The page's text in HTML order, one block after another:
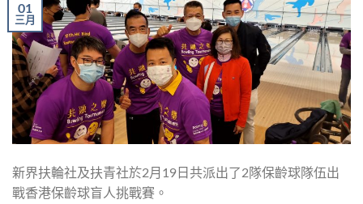
01
三月
新界扶輪社及扶青社於2月19日共派出了2隊保齡球隊伍出
戰香港保齡球盲人挑戰賽。